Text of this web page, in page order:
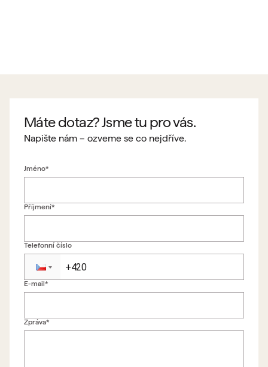
Máte dotaz? Jsme tu pro vás.
Napište nám – ozveme se co nejdříve.
Zpět na formulář
Jméno*
Příjmení*
Telefonní číslo
E-mail*
Zpráva*